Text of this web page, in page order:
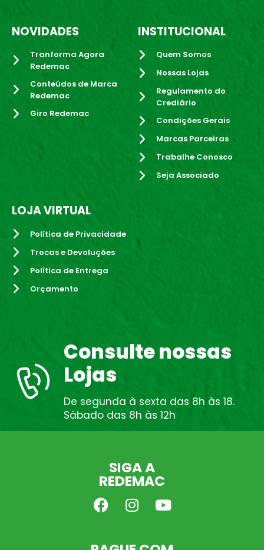
NOVIDADES
Tranforma Agora
Redemac
Conteúdos de Marca
Redemac
Giro Redemac
INSTITUCIONAL
Quem Somos
Nossas Lojas
Regulamento do
Crediário
Condições Gerais
Marcas Parceiras
Trabalhe Conosco
Seja Associado
LOJA VIRTUAL
Política de Privacidade
Trocas e Devoluções
Política de Entrega
Orçamento
Consulte nossas
Lojas
De segunda à sexta das 8h às 18.
Sábado das 8h às 12h
SIGA A
REDEMAC